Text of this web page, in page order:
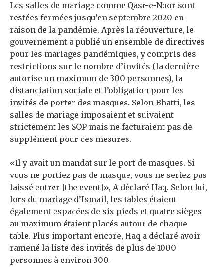
Les salles de mariage comme Qasr-e-Noor sont
restées fermées jusqu’en septembre 2020 en
raison de la pandémie. Après la réouverture, le
gouvernement a publié un ensemble de directives
pour les mariages pandémiques, y compris des
restrictions sur le nombre d’invités (la dernière
autorise un maximum de 300 personnes), la
distanciation sociale et l’obligation pour les
invités de porter des masques. Selon Bhatti, les
salles de mariage imposaient et suivaient
strictement les SOP mais ne facturaient pas de
supplément pour ces mesures.
«Il y avait un mandat sur le port de masques. Si
vous ne portiez pas de masque, vous ne seriez pas
laissé entrer [the event]», A déclaré Haq. Selon lui,
lors du mariage d’Ismail, les tables étaient
également espacées de six pieds et quatre sièges
au maximum étaient placés autour de chaque
table. Plus important encore, Haq a déclaré avoir
ramené la liste des invités de plus de 1000
personnes à environ 300.